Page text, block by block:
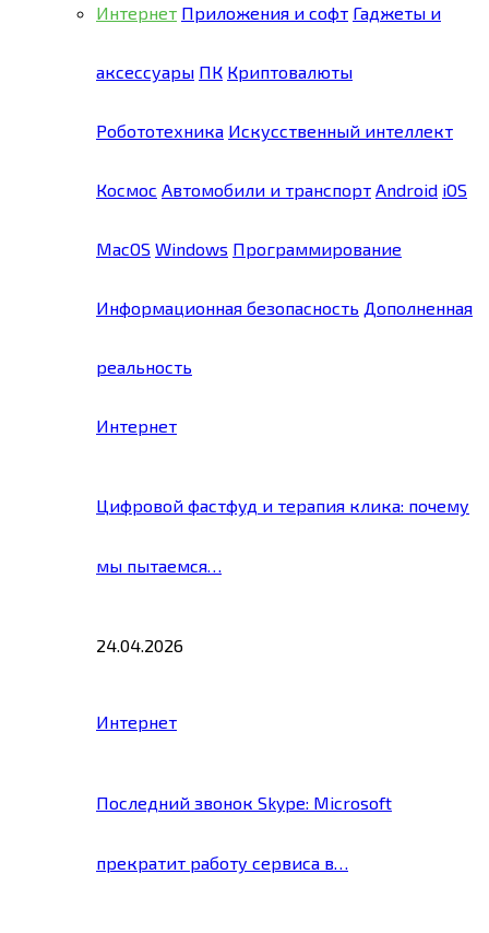
Интернет Приложения и софт Гаджеты и
аксессуары ПК Криптовалюты
Робототехника Искусственный интеллект
Космос Автомобили и транспорт Android iOS
MacOS Windows Программирование
Информационная безопасность Дополненная
реальность
Интернет
Цифровой фастфуд и терапия клика: почему
мы пытаемся…
24.04.2026
Интернет
Последний звонок Skype: Microsoft
прекратит работу сервиса в…